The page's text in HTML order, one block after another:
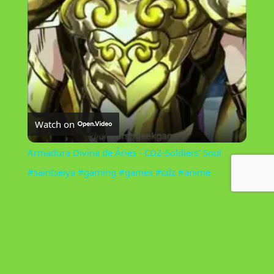
a
y
V
i
Watch on
Armadura Divina de Áries - CDZ-Soldiers' Soul
#saintseiya #gaming #games #cdz #anime